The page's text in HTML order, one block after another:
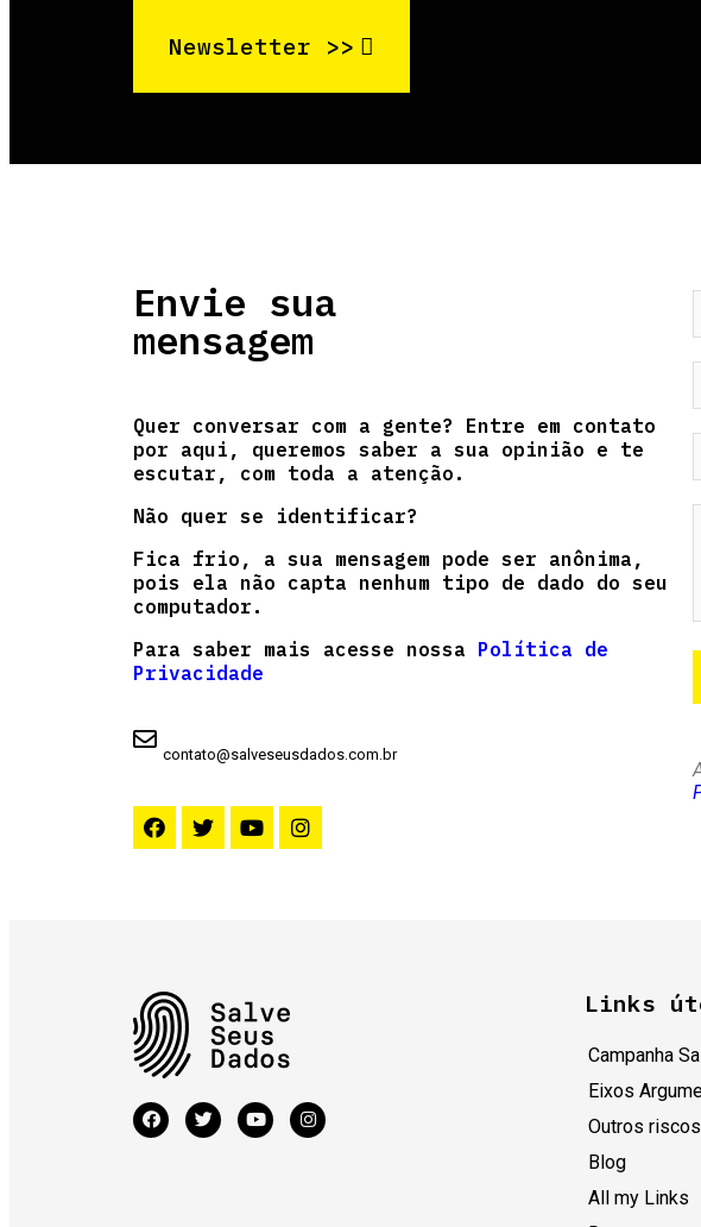
Newsletter >>
Envie sua
mensagem
Quer conversar com a gente? Entre em contato
por aqui, queremos saber a sua opinião e te
escutar, com toda a atenção.
Não quer se identificar?
Fica frio, a sua mensagem pode ser anônima,
pois ela não capta nenhum tipo de dado do seu
computador.
Para saber mais acesse nossa Política de
Privacidade
contato@salveseusdados.com.br
Links
Campanha
Eixos
Outros
Blog
All my Links